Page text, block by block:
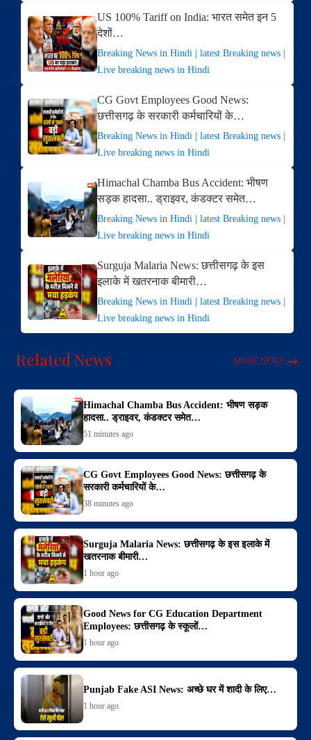
US 100% Tariff on India: भारत समेत इन 5
देशों…
Breaking News in Hindi | latest Breaking news |
Live breaking news in Hindi
CG Govt Employees Good News:
छत्तीसगढ़ के सरकारी कर्मचारियों के…
Breaking News in Hindi | latest Breaking news |
Live breaking news in Hindi
Himachal Chamba Bus Accident: भीषण
सड़क हादसा.. ड्राइवर, कंडक्टर समेत…
Breaking News in Hindi | latest Breaking news |
Live breaking news in Hindi
Surguja Malaria News: छत्तीसगढ़ के इस
इलाके में खतरनाक बीमारी…
Breaking News in Hindi | latest Breaking news |
Live breaking news in Hindi
Related News MORE NEWS
Himachal Chamba Bus Accident: भीषण सड़क
हादसा.. ड्राइवर, कंडक्टर समेत…
51 minutes ago
CG Govt Employees Good News: छत्तीसगढ़ के
सरकारी कर्मचारियों के…
38 minutes ago
Surguja Malaria News: छत्तीसगढ़ के इस इलाके में
खतरनाक बीमारी…
1 hour ago
Good News for CG Education Department
Employees: छत्तीसगढ़ के स्कूलों…
1 hour ago
Punjab Fake ASI News: अच्छे घर में शादी के लिए…
1 hour ago